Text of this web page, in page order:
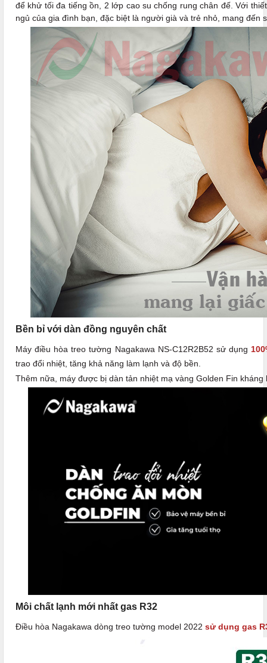
để khử tối đa tiếng ồn, 2 lớp cao su chống rung chân đế. Với
ngủ của gia đình bạn, đặc biệt là người già và trẻ nhỏ, mang đến
Bền bỉ với dàn đồng nguyên chất
Máy điều hòa treo tường Nagakawa NS-C12R2B52 sử dụng
trao đổi nhiệt, tăng khả năng làm lạnh và độ bền.
Thêm nữa, máy được bị dàn tản nhiệt mạ vàng Golden Fin
Môi chất lạnh mới nhất gas R32
Điều hòa Nagakawa dòng treo tường model 2022 sử dụng gas